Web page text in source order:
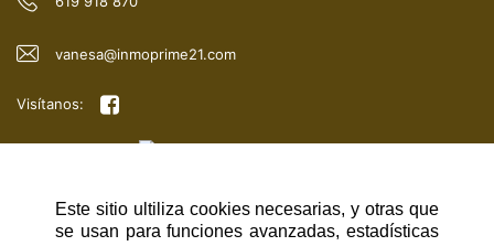
Este sitio ultiliza cookies necesarias, y otras que
se usan para funciones avanzadas, estadísticas
vanesa@inmoprime21.com
Visítanos:
NAVEGACIÓN RÁPIDA